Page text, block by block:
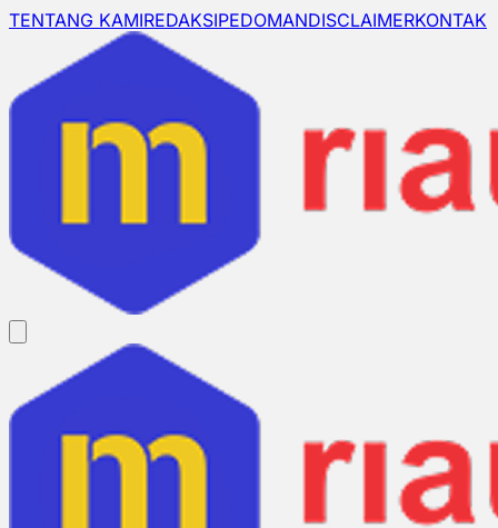
TENTANG KAMIREDAKSIPEDOMANDISCLAIMERKONTAK